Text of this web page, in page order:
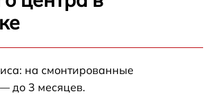
на смонтированные
до 3 месяцев.